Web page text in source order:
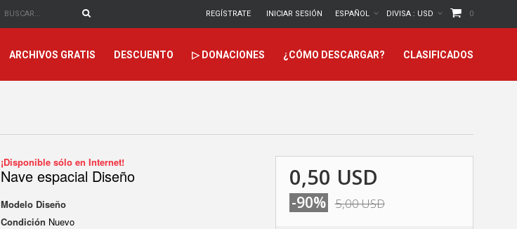
0
DIVISA : USD
ESPAÑOL
INICIAR SESIÓN
REGÍSTRATE
ARCHIVOS GRATIS DESCUENTO ▷ DONACIONES ¿CÓMO DESCARGAR? CLASIFICADOS
¡Disponible sólo en Internet!
Nave espacial Diseño
Modelo Diseño
Condición Nuevo
0,50 USD
-90% 5,00 USD